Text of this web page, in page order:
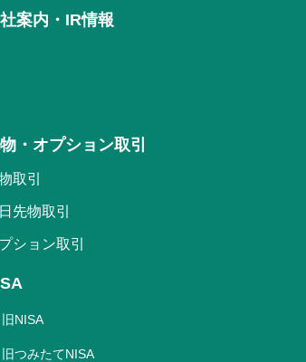
案内・IR情報
・オプション取引
取引
先物取引
ション取引
旧NISA
旧つみたてNISA